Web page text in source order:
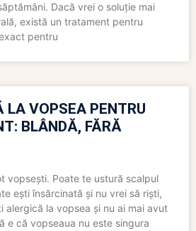
Dacă vrei o soluție mai
există un tratament pentru
pentru
LA VOPSEA PENTRU
BLÂNDĂ, FĂRĂ
vopsești. Poate te ustură scalpul
ești însărcinată și nu vrei să riști,
alergică la vopsea și nu ai mai avut
e că vopseaua nu este singura